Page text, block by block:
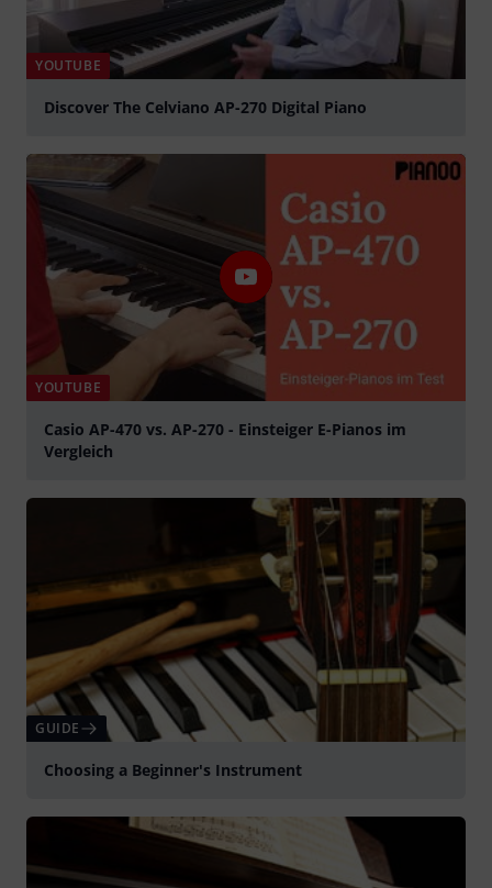
YOUTUBE
Discover The Celviano AP-270 Digital Piano
YOUTUBE
Casio AP-470 vs. AP-270 - Einsteiger E-Pianos im
Vergleich
GUIDE
Choosing a Beginner's Instrument